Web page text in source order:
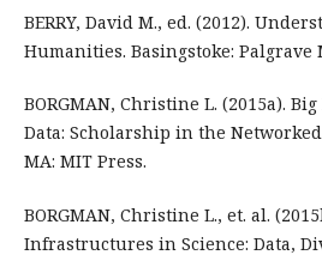
BERRY, David M., ed. (2012).
Humanities. Basingstoke: Palgrave
BORGMAN, Christine L. (2015a).
Data: Scholarship in the
MA: MIT Press.
BORGMAN, Christine L., et. al.
Infrastructures in Science: Data,